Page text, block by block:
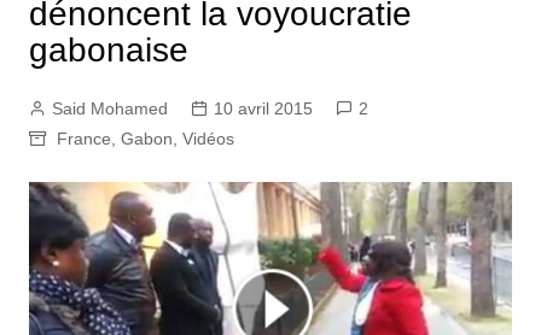
dénoncent la voyoucratie
gabonaise
Said Mohamed 10 avril 2015
2
France Gabon Vidéos